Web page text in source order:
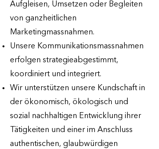
Aufgleisen, Umsetzen oder Begleiten
von ganzheitlichen
Marketingmassnahmen.
Unsere Kommunikationsmassnahmen
erfolgen strategieabgestimmt,
koordiniert und integriert.
Wir unterstützen unsere Kundschaft in
der ökonomisch, ökologisch und
sozial nachhaltigen Entwicklung ihrer
Tätigkeiten und einer im Anschluss
authentischen, glaubwürdigen